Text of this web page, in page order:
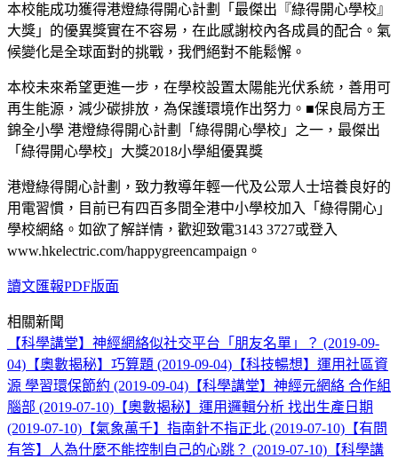
本校能成功獲得港燈綠得開心計劃「最傑出『綠得開心學校』
大獎」的優異獎實在不容易，在此感謝校內各成員的配合。氣
候變化是全球面對的挑戰，我們絕對不能鬆懈。
本校未來希望更進一步，在學校設置太陽能光伏系統，善用可
再生能源，減少碳排放，為保護環境作出努力。■保良局方王
錦全小學 港燈綠得開心計劃「綠得開心學校」之一，最傑出
「綠得開心學校」大獎2018小學組優異獎
港燈綠得開心計劃，致力教導年輕一代及公眾人士培養良好的
用電習慣，目前已有四百多間全港中小學校加入「綠得開心」
學校網絡。如欲了解詳情，歡迎致電3143 3727或登入
www.hkelectric.com/happygreencampaign。
讀文匯報PDF版面
相關新聞
【科學講堂】神經網絡似社交平台「朋友名單」？ (2019-09-
04) 【奧數揭秘】巧算題 (2019-09-04) 【科技暢想】運用社區資
源 學習環保節約 (2019-09-04) 【科學講堂】神經元網絡 合作組
腦部 (2019-07-10) 【奧數揭秘】運用邏輯分析 找出生產日期
(2019-07-10) 【氣象萬千】指南針不指正北 (2019-07-10) 【有問
有答】人為什麼不能控制自己的心跳？ (2019-07-10) 【科學講